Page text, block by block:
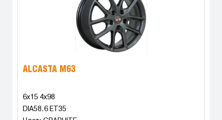
ALCASTA M63
6x15 4x98
DIA58.6 ET35